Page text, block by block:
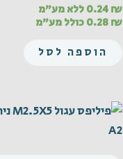
דורג
0
מתוך
0.24₪
ללא מע"מ
0.28₪
כולל מע"מ
הוספה לסל